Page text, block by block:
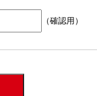
（確認用）